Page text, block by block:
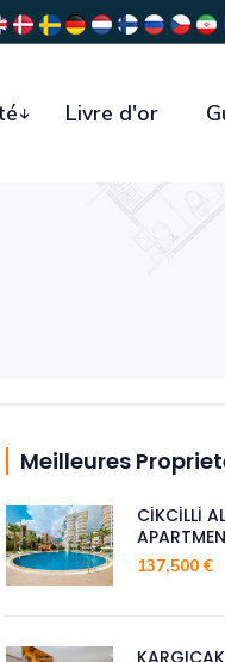
Livre d'or
Meilleures
CİKCİLLİ
137,500 €